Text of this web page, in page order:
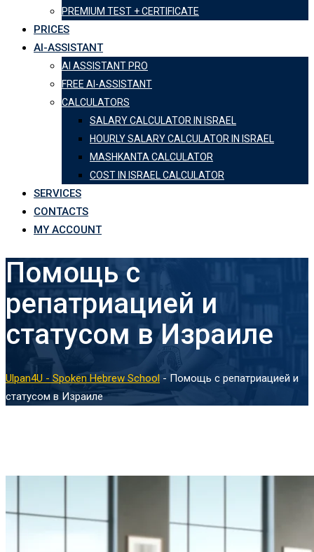
PREMIUM TEST + CERTIFICATE
PRICES
AI-ASSISTANT
AI ASSISTANT PRO
FREE AI-ASSISTANT
CALCULATORS
SALARY CALCULATOR IN ISRAEL
HOURLY SALARY CALCULATOR IN ISRAEL
MASHKANTA CALCULATOR
COST IN ISRAEL CALCULATOR
SERVICES
CONTACTS
MY ACCOUNT
Помощь с
репатриацией и
статусом в Израиле
Ulpan4U - Spoken Hebrew School - Помощь с репатриацией и
статусом в Израиле